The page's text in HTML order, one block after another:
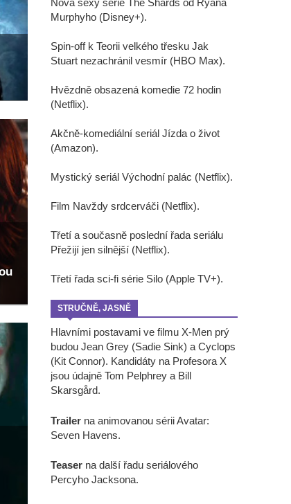
Nová sexy série The Shards od Ryana
Murphyho (Disney+).
Spin-off k Teorii velkého třesku Jak
Stuart nezachránil vesmír (HBO Max).
Hvězdně obsazená komedie 72 hodin
(Netflix).
Akčně-komediální seriál Jízda o život
(Amazon).
Mystický seriál Východní palác (Netflix).
Film Navždy srdcerváči (Netflix).
Třetí a současně poslední řada seriálu
Přežijí jen silnější (Netflix).
Třetí řada sci-fi série Silo (Apple TV+).
STRUČNĚ, JASNĚ
Hlavními postavami ve filmu X-Men prý
budou Jean Grey (Sadie Sink) a Cyclops
(Kit Connor). Kandidáty na Profesora X
jsou údajně Tom Pelphrey a Bill
Skarsgård.
Trailer na animovanou sérii Avatar:
Seven Havens.
Teaser na další řadu seriálového
Percyho Jacksona.